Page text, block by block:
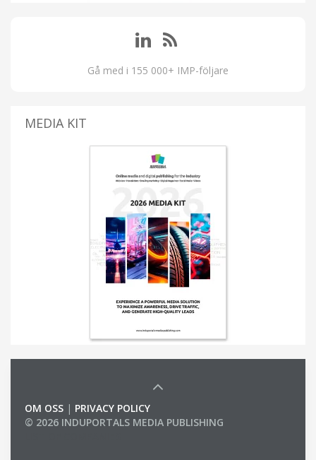
Gå med i 155 000+ IMP-följare
MEDIA KIT
OM OSS | PRIVACY POLICY
© 2026 INDUPORTALS MEDIA PUBLISHING